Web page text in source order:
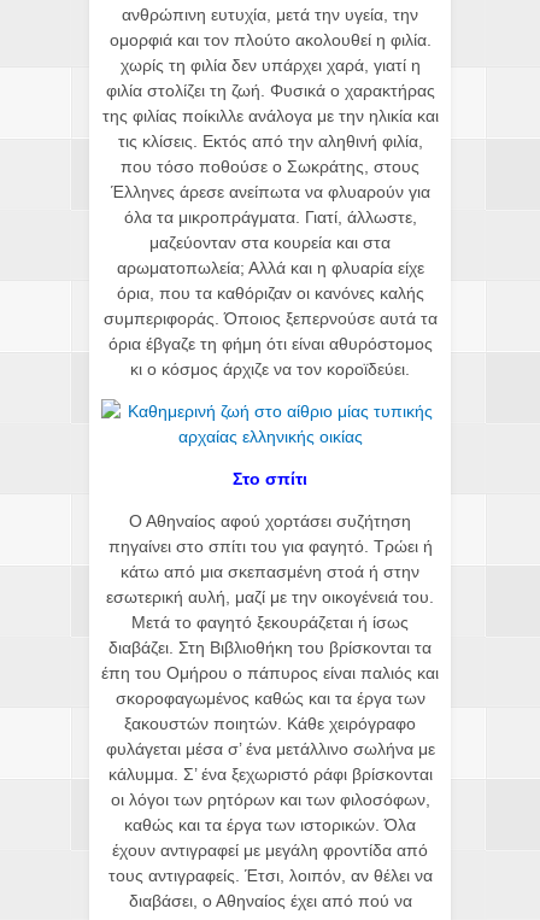
ανθρώπινη ευτυχία, μετά την υγεία, την
ομορφιά και τον πλούτο ακολουθεί η φιλία.
χωρίς τη φιλία δεν υπάρχει χαρά, γιατί η
φιλία στολίζει τη ζωή. Φυσικά ο χαρακτήρας
της φιλίας ποίκιλλε ανάλογα με την ηλικία και
τις κλίσεις. Εκτός από την αληθινή φιλία,
που τόσο ποθούσε ο Σωκράτης, στους
Έλληνες άρεσε ανείπωτα να φλυαρούν για
όλα τα μικροπράγματα. Γιατί, άλλωστε,
μαζεύονταν στα κουρεία και στα
αρωματοπωλεία; Αλλά και η φλυαρία είχε
όρια, που τα καθόριζαν οι κανόνες καλής
συμπεριφοράς. Όποιος ξεπερνούσε αυτά τα
όρια έβγαζε τη φήμη ότι είναι αθυρόστομος
κι ο κόσμος άρχιζε να τον κοροϊδεύει.
Στο σπίτι
Ο Αθηναίος αφού χορτάσει συζήτηση
πηγαίνει στο σπίτι του για φαγητό. Τρώει ή
κάτω από μια σκεπασμένη στοά ή στην
εσωτερική αυλή, μαζί με την οικογένειά του.
Μετά το φαγητό ξεκουράζεται ή ίσως
διαβάζει. Στη Βιβλιοθήκη του βρίσκονται τα
έπη του Ομήρου ο πάπυρος είναι παλιός και
σκοροφαγωμένος καθώς και τα έργα των
ξακουστών ποιητών. Κάθε χειρόγραφο
φυλάγεται μέσα σ’ ένα μετάλλινο σωλήνα με
κάλυμμα. Σ’ ένα ξεχωριστό ράφι βρίσκονται
οι λόγοι των ρητόρων και των φιλοσόφων,
καθώς και τα έργα των ιστορικών. Όλα
έχουν αντιγραφεί με μεγάλη φροντίδα από
τους αντιγραφείς. Έτσι, λοιπόν, αν θέλει να
διαβάσει, ο Αθηναίος έχει από πού να